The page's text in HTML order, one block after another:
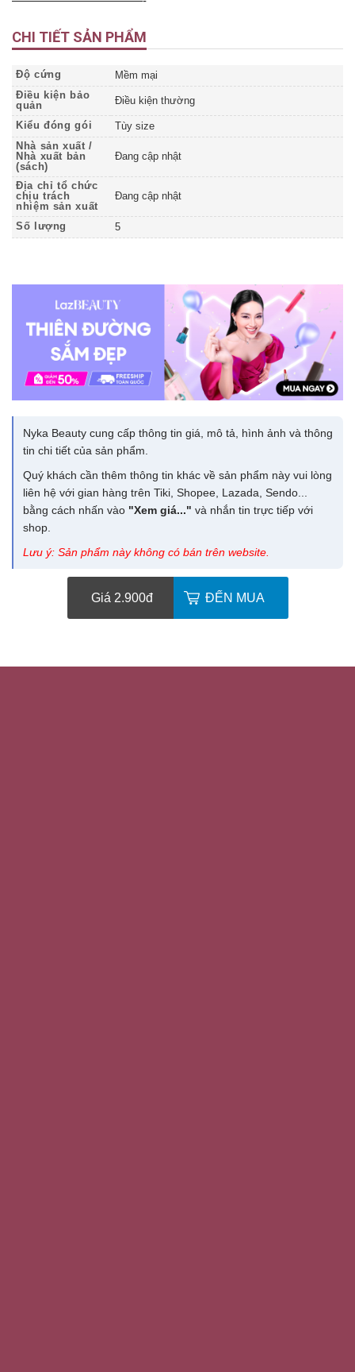
CHI TIẾT SẢN PHẨM
Độ cứng
Mềm mại
Điều kiện bảo
quản
Điều kiện thường
Kiểu đóng gói
Tùy size
Nhà sản xuất /
Nhà xuất bản
(sách)
Đang cập nhật
Địa chỉ tổ chức
chịu trách
nhiệm sản xuất
Đang cập nhật
Số lượng 5
Nyka Beauty cung cấp thông tin giá, mô tả, hình ảnh và thông
tin chi tiết của sản phẩm.
Quý khách cần thêm thông tin khác về sản phẩm này vui lòng
liên hệ với gian hàng trên Tiki, Shopee, Lazada, Sendo...
bằng cách nhấn vào "Xem giá..." và nhắn tin trực tiếp với
shop.
Lưu ý: Sản phẩm này không có bán trên website.
Giá 2.900đ ĐẾN MUA